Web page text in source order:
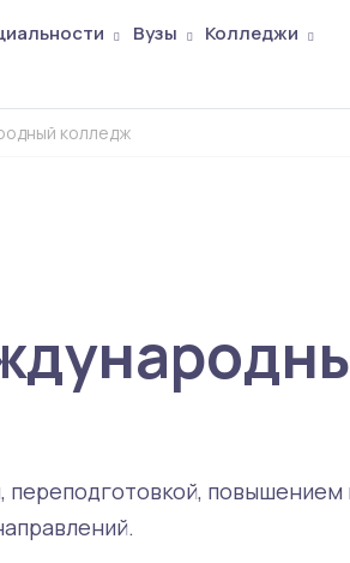
Вузы
Колледжи
колледж
повышением